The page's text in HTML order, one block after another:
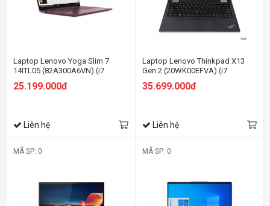
Laptop Lenovo Yoga Slim 7
14ITL05 (82A300A6VN) (i7
1165G7/8GB RAM/512GB
SSD/14 FHD/Win/Tím)
25.199.000đ
Liên hệ
Laptop Lenovo Thinkpad X13
Gen 2 (20WK00EFVA) (i7
1165G7/8GB RAM/512GB
SSD/13.3 WQXGA/Dos/Đen)
35.699.000đ
Liên hệ
MÃ SP: 0 MÃ SP: 0